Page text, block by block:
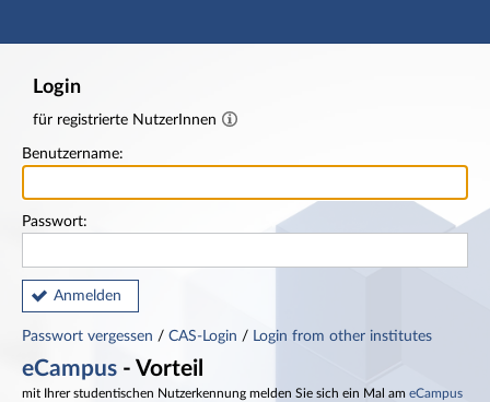
Hauptnavigation
Login
für registrierte NutzerInnen
Benutzername:
Passwort:
Anmelden
Passwort vergessen / CAS-Login / Login from other institutes
eCampus - Vorteil
mit Ihrer studentischen Nutzerkennung melden Sie sich ein Mal am eCampus